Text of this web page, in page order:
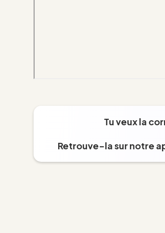
Tu veux la
Retrouve-la sur notre